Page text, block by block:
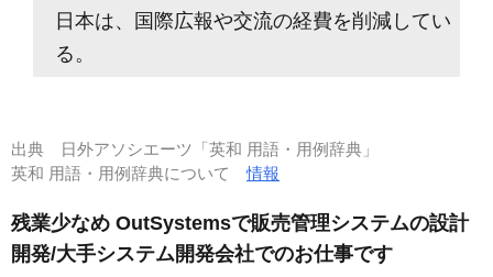
日本は、国際広報や交流の経費を削減してい
る。
出典
日外アソシエーツ「英和 用語・用例辞典」
英和 用語・用例辞典について情報
残業少なめ OutSystemsで販売管理システムの設計
開発/大手システム開発会社でのお仕事です